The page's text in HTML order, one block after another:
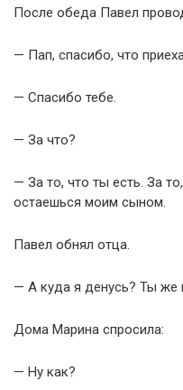
После обеда Павел
— Пап, спасибо, что
— Спасибо тебе.
— За что?
— За то, что ты есть. За
остаешься моим сыном.
Павел обнял отца.
— А куда я денусь? Ты же
Дома Марина спросила:
— Ну как?